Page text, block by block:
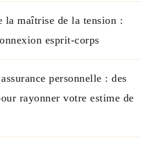
la maîtrise de la tension :
esprit-corps
personnelle : des
rayonner votre estime de